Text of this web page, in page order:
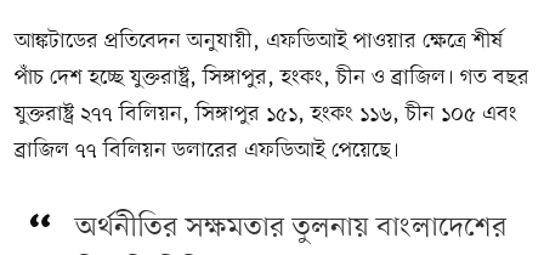
আঙ্কটাডের প্রতিবেদন অনুযায়ী, এফডিআই পাওয়ার ক্ষেত্রে শীর্ষ
পাঁচ দেশ হচ্ছে যুক্তরাষ্ট্র, সিঙ্গাপুর, হংকং, চীন ও ব্রাজিল। গত বছর
যুক্তরাষ্ট্র ২৭৭ বিলিয়ন, সিঙ্গাপুর ১৫১, হংকং ১১৬, চীন ১০৫ এবং
ব্রাজিল ৭৭ বিলিয়ন ডলারের এফডিআই পেয়েছে।
অর্থনীতির সক্ষমতার তুলনায় বাংলাদেশের